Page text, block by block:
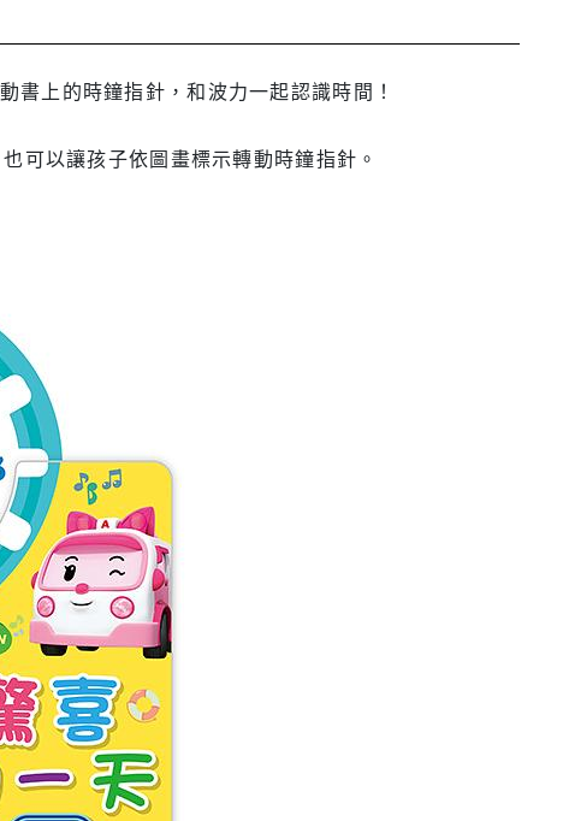
書上的時鐘指針，和波力一起認識時間！
可以讓孩子依圖畫標示轉動時鐘指針。